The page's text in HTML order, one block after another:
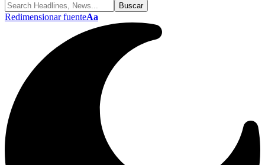
Redimensionar fuenteAa